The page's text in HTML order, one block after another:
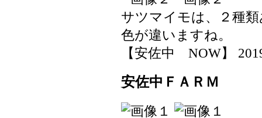
サツマイモは、２種
色が違いますね。
【安佐中 NOW】
安佐中ＦＡＲＭ